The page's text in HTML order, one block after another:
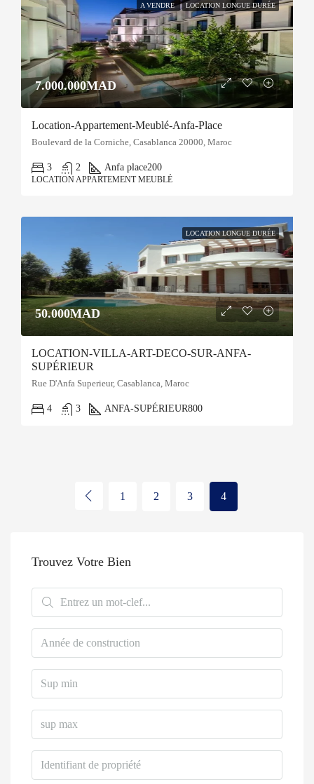
A VENDRE LOCATION LONGUE DURÉE
7.000.000MAD
Location-Appartement-Meublé-Anfa-Place
Boulevard de la Corniche, Casablanca 20000, Maroc
3 2 Anfa place200
LOCATION APPARTEMENT MEUBLÉ
LOCATION LONGUE DURÉE
50.000MAD
LOCATION-VILLA-ART-DECO-SUR-ANFA-
SUPÉRIEUR
Rue D'Anfa Superieur, Casablanca, Maroc
4 3 ANFA-SUPÉRIEUR800
1 2 3 4
Trouvez Votre Bien